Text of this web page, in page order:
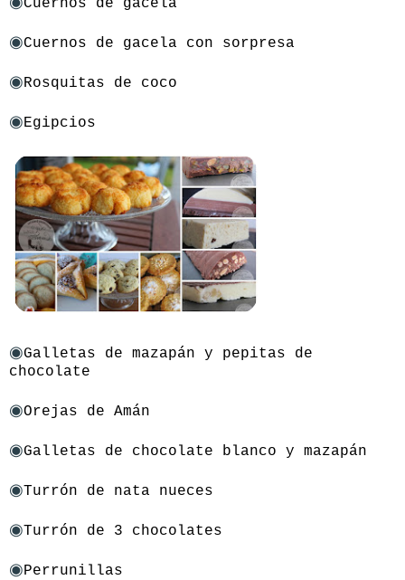
Cuernos de gacela
◉Cuernos de gacela con sorpresa
◉Rosquitas de coco
◉Egipcios
◉Galletas de mazapán y pepitas de
chocolate
◉Orejas de Amán
◉Galletas de chocolate blanco y mazapán
◉Turrón de nata nueces
◉Turrón de 3 chocolates
◉Perrunillas